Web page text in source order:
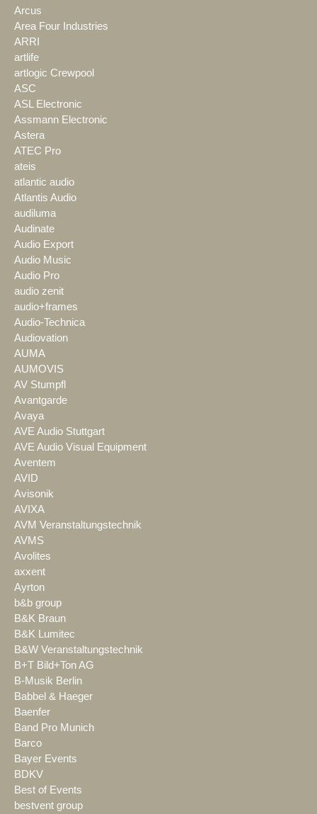
Arcus
Area Four Industries
ARRI
artlife
artlogic Crewpool
ASC
ASL Electronic
Assmann Electronic
Astera
ATEC Pro
ateis
atlantic audio
Atlantis Audio
audiluma
Audinate
Audio Export
Audio Music
Audio Pro
audio zenit
audio+frames
Audio-Technica
Audiovation
AUMA
AUMOVIS
AV Stumpfl
Avantgarde
Avaya
AVE Audio Stuttgart
AVE Audio Visual Equipment
Aventem
AVID
Avisonik
AVIXA
AVM Veranstaltungstechnik
AVMS
Avolites
axxent
Ayrton
b&b group
B&K Braun
B&K Lumitec
B&W Veranstaltungstechnik
B+T Bild+Ton AG
B-Musik Berlin
Babbel & Haeger
Baenfer
Band Pro Munich
Barco
Bayer Events
BDKV
Best of Events
bestvent group